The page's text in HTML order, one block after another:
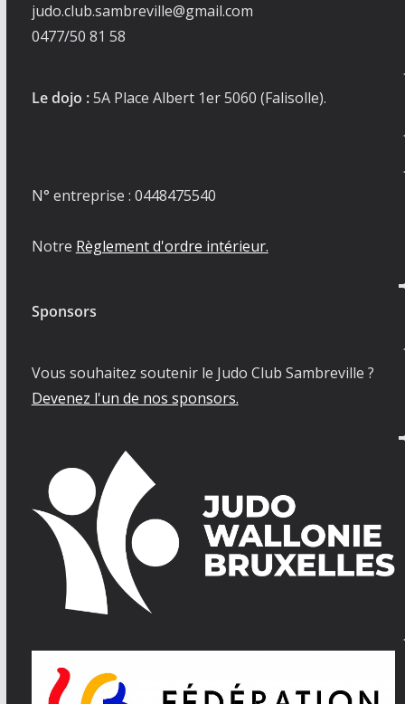
judo.club.sambreville@gmail.com
0477/50 81 58
Le dojo :5A Place Albert 1er 5060 (Falisolle).
N° entreprise : 0448475540
Notre Règlement d'ordre intérieur.
Sponsors
Vous souhaitez soutenir le Judo Club Sambreville ?
Devenez l'un de nos sponsors.